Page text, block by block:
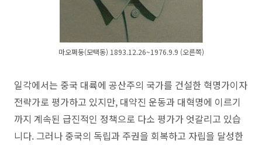
마오쩌둥(모택동) 1893.12.26~1976.9.9 (오른쪽)
일각에서는 중국 대륙에 공산주의 국가를 건설한 혁명가이자
전략가로 평가하고 있지만, 대약진 운동과 대혁명에 이르기
까지 계속된 급진적인 정책으로 다소 평가가 엇갈리고 있습
니다. 그러나 중국의 독립과 주권을 회복하고 자립을 달성한